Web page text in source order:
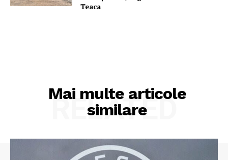
Teaca
Mai multe articole
similare
RELATED